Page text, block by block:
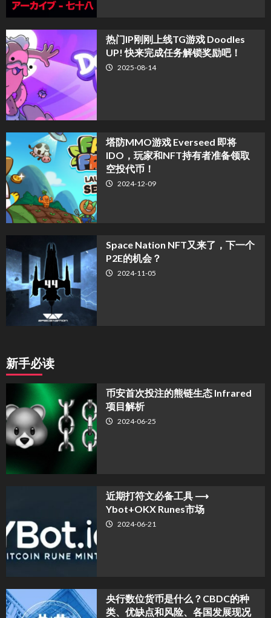
热门IP刚刚上线TG游戏 Doodles
UP! 快来完成任务解锁奖励吧！
2025-08-14
塔防MMO游戏 Everseed 即将
IDO，玩家和NFT持有者准备领取
空投代币！
2024-12-09
Space Nation NFT又来了，下一个
P2E的机会？
2024-11-05
新手必读
币安首次投注的熊链生态 Infrared
项目解析
2024-06-25
近期打符文必备工具 ⟶
Ybot+OKX Runes市场
2024-06-21
央行数位货币是什么？CBDC的种
类、优缺点和风险、各国发展现况